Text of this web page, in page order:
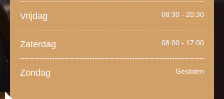
Vrijdag 08:30 - 20:30
Zaterdag 08:00 - 17:00
Zondag Gesloten